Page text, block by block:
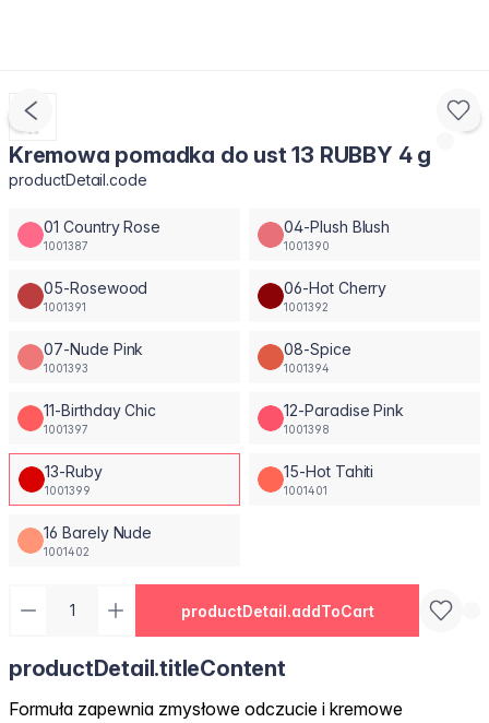
Kremowa pomadka do ust 13 RUBBY 4 g
productDetail.code
01 Country Rose
1001387
04-Plush Blush
1001390
05-Rosewood
1001391
06-Hot Cherry
1001392
07-Nude Pink
1001393
08-Spice
1001394
11-Birthday Chic
1001397
12-Paradise Pink
1001398
13-Ruby
1001399
15-Hot Tahiti
1001401
16 Barely Nude
1001402
productDetail.addToCart
productDetail.titleContent
Formuła zapewnia zmysłowe odczucie i kremowe